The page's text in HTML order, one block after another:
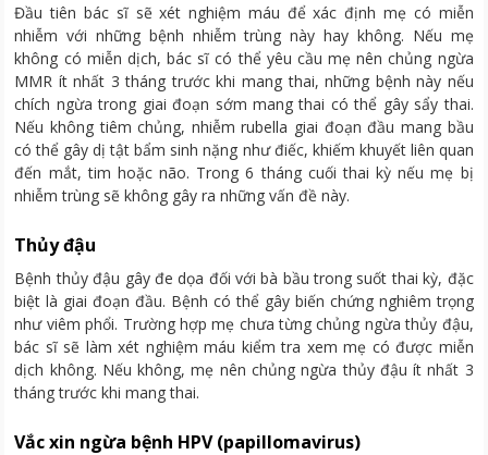
Đầu tiên bác sĩ sẽ xét nghiệm máu để xác định mẹ có miễn
nhiễm với những bệnh nhiễm trùng này hay không. Nếu mẹ
không có miễn dịch, bác sĩ có thể yêu cầu mẹ nên chủng ngừa
MMR ít nhất 3 tháng trước khi mang thai, những bệnh này nếu
chích ngừa trong giai đoạn sớm mang thai có thể gây sẩy thai.
Nếu không tiêm chủng, nhiễm rubella giai đoạn đầu mang bầu
có thể gây dị tật bẩm sinh nặng như điếc, khiếm khuyết liên quan
đến mắt, tim hoặc não. Trong 6 tháng cuối thai kỳ nếu mẹ bị
nhiễm trùng sẽ không gây ra những vấn đề này.
Thủy đậu
Bệnh thủy đậu gây đe dọa đối với bà bầu trong suốt thai kỳ, đặc
biệt là giai đoạn đầu. Bệnh có thể gây biến chứng nghiêm trọng
như viêm phổi. Trường hợp mẹ chưa từng chủng ngừa thủy đậu,
bác sĩ sẽ làm xét nghiệm máu kiểm tra xem mẹ có được miễn
dịch không. Nếu không, mẹ nên chủng ngừa thủy đậu ít nhất 3
tháng trước khi mang thai.
Vắc xin ngừa bệnh HPV (papillomavirus)